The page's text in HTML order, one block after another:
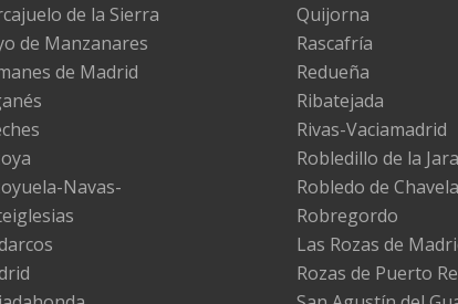
de la Sierra
de Manzanares
de Madrid
Navas-
Quijorna
Rascafría
Redueña
Ribatejada
Rivas-Vaciamadrid
Robledillo de la Jara
Robledo de Chavela
Robregordo
Las Rozas de
Rozas de Puerto